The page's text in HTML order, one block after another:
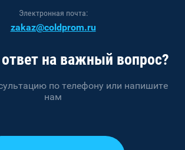
Электронная почта:
zakaz@coldprom.ru
на важный вопрос?
по телефону или напишите
нам